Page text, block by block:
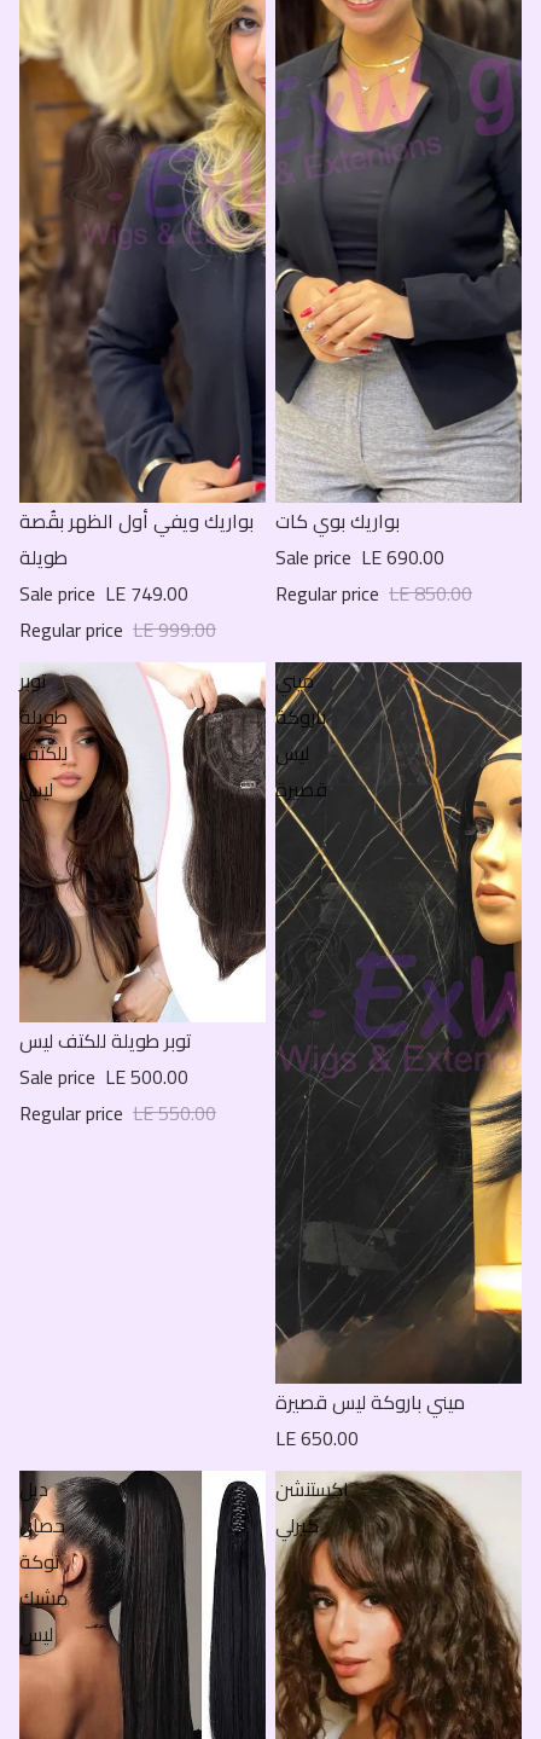
Sale
بواريك ويفي أول الظهر بقُصة
طويلة
Sale price LE 749.00
Regular price LE 999.00
Sale
بواريك بوي كات
Sale price LE 690.00
Regular price LE 850.00
توبر
طويلة
للكتف
ليس
Sale
توبر طويلة للكتف ليس
Sale price LE 500.00
Regular price LE 550.00
ميني
باروكة
ليس
قصيرة
ميني باروكة ليس قصيرة
LE 650.00
ديل
حصان
توكة
مشبك
ليس
اكستنشن
كيرلي